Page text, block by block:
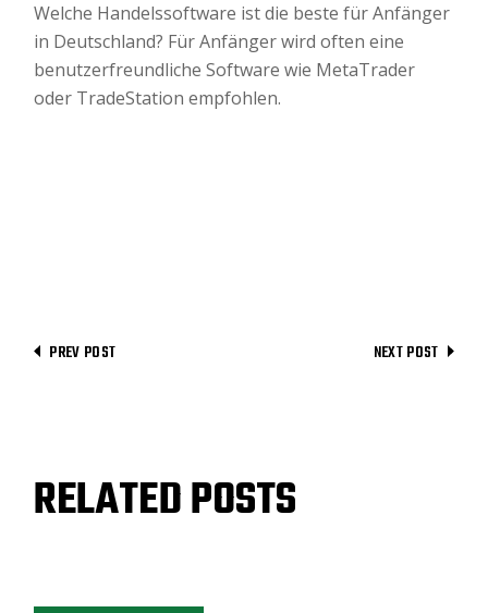
Welche Handelssoftware ist die beste für Anfänger
in Deutschland? Für Anfänger wird often eine
benutzerfreundliche Software wie MetaTrader
oder TradeStation empfohlen.
PREV POST NEXT POST
RELATED POSTS